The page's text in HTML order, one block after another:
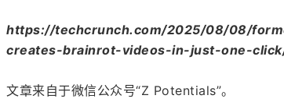
https://techcrunch.com/2025/08/08/
creates-brainrot-videos-in-just-one-
文章来自于微信公众号“Z Potentials”。